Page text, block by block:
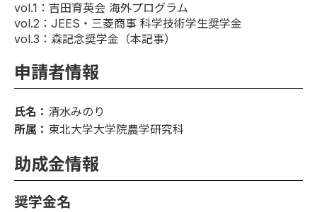
vol.1 ：吉田育英会 海外プログラム
vol.2 ：JEES・三菱商事 科学技術学生奨学金
vol.3 ：森記念奨学金（本記事）
申請者情報
氏名： 清水みのり
所属： 東北大学大学院農学研究科
助成金情報
奨学金名